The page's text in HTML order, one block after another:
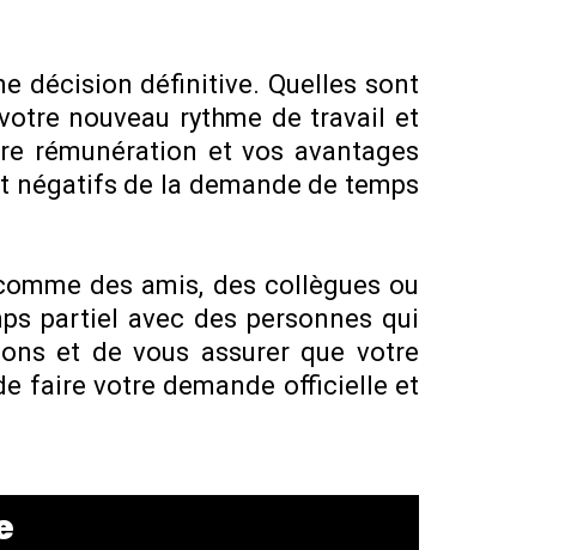
décision définitive. Quelles sont
nouveau rythme de travail et
rémunération et vos avantages
négatifs de la demande de temps
des amis, des collègues ou
partiel avec des personnes qui
et de vous assurer que votre
faire votre demande officielle et